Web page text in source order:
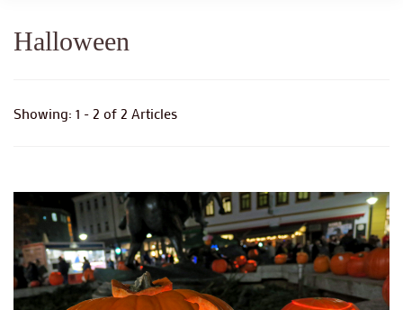
Halloween
Showing: 1 - 2 of 2 Articles